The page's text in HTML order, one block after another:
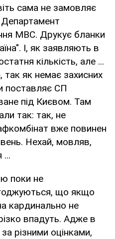
сама не замовляє
Департамент
МВС. Друкує бланки
І, як заявляють в
кількість, але ...
так як немає захисних
поставляє СП
під Києвом. Там
так: так, не
вже повинен
Нехай, мовляв,
...
поки не
що якщо
кардинально не
впадуть. Адже в
різними оцінками,